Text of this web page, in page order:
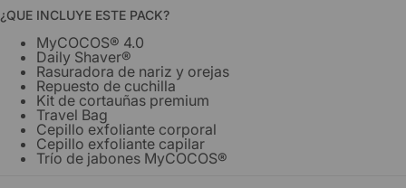
¿QUE INCLUYE ESTE PACK?
MyCOCOS® 4.0
Daily Shaver®
Rasuradora de nariz y orejas
Repuesto de cuchilla
Kit de cortauñas premium
Travel Bag
Cepillo exfoliante corporal
Cepillo exfoliante capilar
Trío de jabones MyCOCOS®